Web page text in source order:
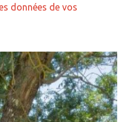
données de vos